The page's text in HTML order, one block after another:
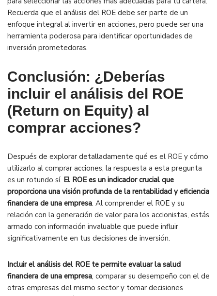
Recuerda que el análisis del ROE debe ser parte de un
enfoque integral al invertir en acciones, pero puede ser una
herramienta poderosa para identificar oportunidades de
inversión prometedoras.
Conclusión: ¿Deberías
incluir el análisis del ROE
(Return on Equity) al
comprar acciones?
Después de explorar detalladamente qué es el ROE y cómo
utilizarlo al comprar acciones, la respuesta a esta pregunta
es un rotundo sí. El ROE es un indicador crucial que
proporciona una visión profunda de la rentabilidad y eficiencia
financiera de una empresa. Al comprender el ROE y su
relación con la generación de valor para los accionistas, estás
armado con información invaluable que puede influir
significativamente en tus decisiones de inversión.
Incluir el análisis del ROE te permite evaluar la salud
financiera de una empresa, comparar su desempeño con el de
otras empresas del mismo sector y tomar decisiones